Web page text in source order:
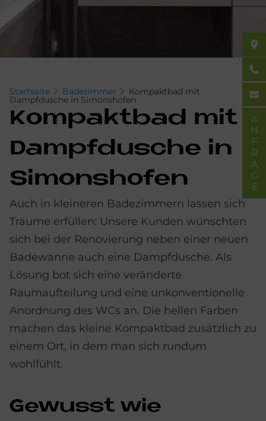
Startseite Badezimmer Kompaktbad mit
Dampfdusche in Simonshofen
Kom­pakt­bad mit
Dampf­du­sche in
Si­monsho­fen
Auch in kleineren Badezimmern lassen sich
Träume erfüllen: Unsere Kunden wünschten
sich bei der Renovierung neben einer neuen
Badewanne auch eine Dampfdusche. Als
Lösung bot sich eine veränderte
Raumaufteilung und eine unkonventionelle
Anordnung des WCs an. Die hellen Farben
machen das kleine Kompaktbad zusätzlich zu
einem Ort, in dem man sich rundum
wohlfühlt.
Ge­wusst wie
ANFRAGE